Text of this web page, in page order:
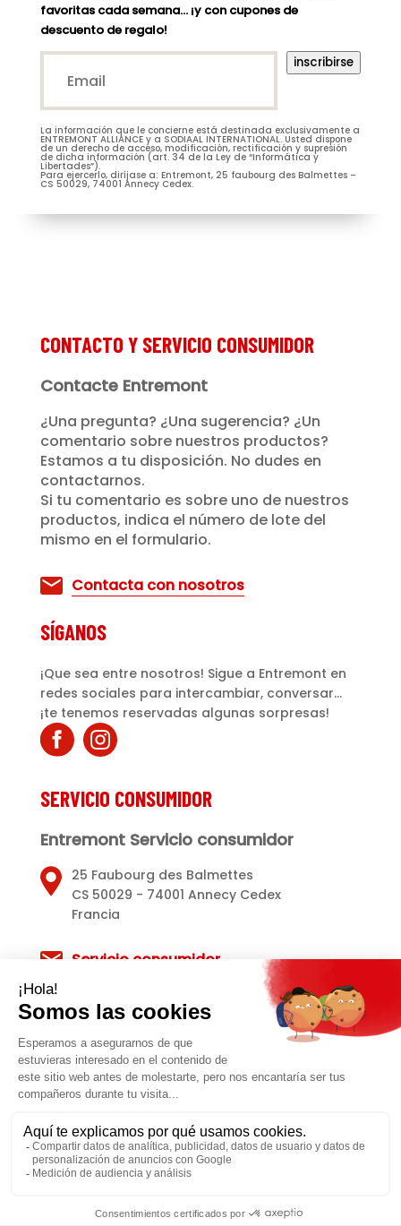
favoritas cada semana… ¡y con cupones de
descuento de regalo!
Email*
(Nécessaire)
M. Mme
Prénom
Entremont*(Nécessaire)
inscribirse
La información que le concierne está destinada exclusivamente a
ENTREMONT ALLIANCE y a SODIAAL INTERNATIONAL. Usted dispone
de un derecho de acceso, modificación, rectificación y supresión
de dicha información (art. 34 de la Ley de “Informática y
Libertades”).
Para ejercerlo, diríjase a: Entremont, 25 faubourg des Balmettes –
CS 50029, 74001 Annecy Cedex.
CONTACTO Y SERVICIO CONSUMIDOR
Contacte Entremont
¿Una pregunta? ¿Una sugerencia? ¿Un
comentario sobre nuestros productos?
Estamos a tu disposición. No dudes en
contactarnos.
Si tu comentario es sobre uno de nuestros
productos, indica el número de lote del
mismo en el formulario.
Contacta con nosotros
SÍGANOS
¡Que sea entre nosotros! Sigue a Entremont en
redes sociales para intercambiar, conversar...
¡te tenemos reservadas algunas sorpresas!
SERVICIO CONSUMIDOR
Entremont Servicio consumidor
25 Faubourg des Balmettes
CS 50029 - 74001 Annecy Cedex
Francia
Servicio consumidor
Avisos legales
Política de privacidad
Política de Cookies